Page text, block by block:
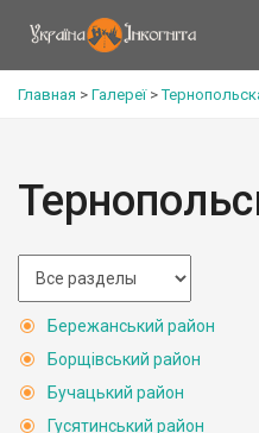
Главная > Галереї>
Бережанський район
Борщівський район
Бучацький район
Гусятинський район